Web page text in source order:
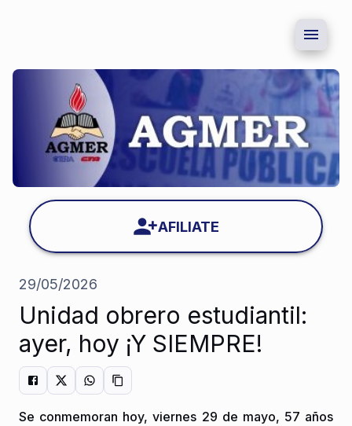
AFILIATE
29/05/2026
Unidad obrero estudiantil:
ayer, hoy ¡Y SIEMPRE!
Se conmemoran hoy, viernes 29 de mayo, 57 años